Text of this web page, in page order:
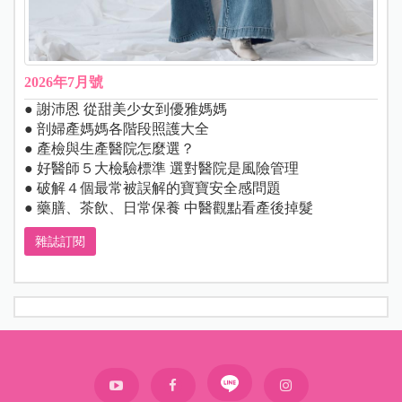
2026年7月號
● 謝沛恩 從甜美少女到優雅媽媽
● 剖婦產媽媽各階段照護大全
● 產檢與生產醫院怎麼選？
● 好醫師５大檢驗標準 選對醫院是風險管理
● 破解４個最常被誤解的寶寶安全感問題
● 藥膳、茶飲、日常保養 中醫觀點看產後掉髮
雜誌訂閱